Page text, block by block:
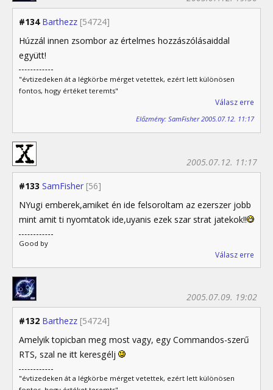
#134 Barthezz [54724]
Húzzál innen zsombor az értelmes hozzászólásaiddal
együtt!
"évtizedeken át a légkörbe mérget vetettek, ezért lett különösen
fontos, hogy értéket teremts"
Válasz erre
Előzmény: SamFisher 2005.07.12. 11:17
#133 SamFisher [56]
2005.07.12. 11:17
NYugi emberek,amiket én ide felsoroltam az ezerszer jobb
mint amit ti nyomtatok ide,uyanis ezek szar strat jatekok!!
Good by
Válasz erre
#132 Barthezz [54724]
2005.07.09. 19:02
Amelyik topicban meg most vagy, egy Commandos-szerű
RTS, szal ne itt keresgélj
"évtizedeken át a légkörbe mérget vetettek, ezért lett különösen